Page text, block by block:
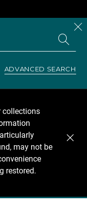
ADVANCED SEARCH
collections
may not be
restored.